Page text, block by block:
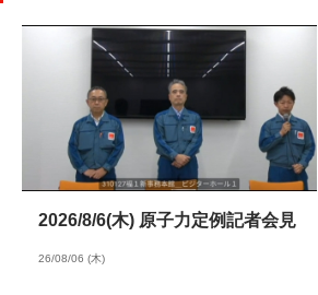
2026/8/6(木) 原子力定例記者会見
26/08/06 (木)